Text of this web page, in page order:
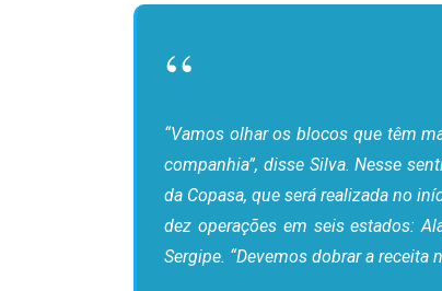
“Vamos olhar os blocos que têm
companhia”, disse Silva. Nesse
da Copasa, que será realizada no
dez operações em seis estados:
Sergipe. “Devemos dobrar a